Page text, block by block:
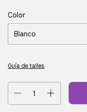
Color
Guía de talles